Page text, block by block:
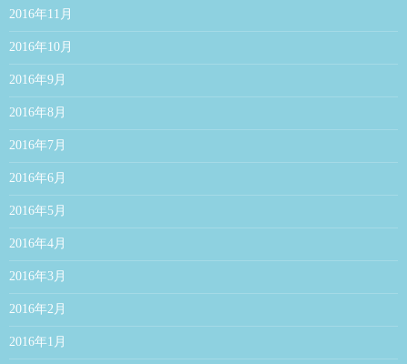
2016年11月
2016年10月
2016年9月
2016年8月
2016年7月
2016年6月
2016年5月
2016年4月
2016年3月
2016年2月
2016年1月